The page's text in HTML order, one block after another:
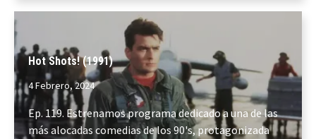
Hot Shots! (1991)
4 Febrero, 2024
Ep. 119. Estrenamos programa dedicado a una de las
más alocadas comedias de los 90's, protagonizada